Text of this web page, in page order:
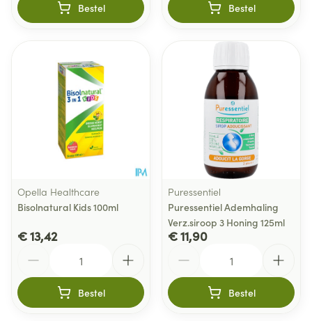
Bestel Bestel
Opella Healthcare
Bisolnatural Kids 100ml
€ 13,42
Bestel
Puressentiel
Puressentiel Ademhaling
Verz.siroop 3 Honing 125ml
€ 11,90
Bestel